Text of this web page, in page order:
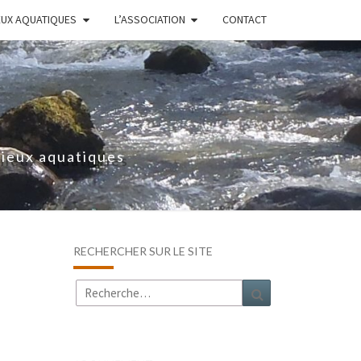
AQUATIQUES L’ASSOCIATION CONTACT
aquatiques
RECHERCHER SUR LE SITE
Rechercher :